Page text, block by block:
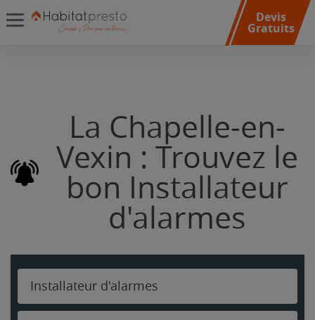
Devis
Gratuits
La Chapelle-en-
Vexin : Trouvez le
bon Installateur
d'alarmes
Installateur d'alarmes